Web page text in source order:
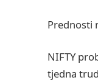
Prednosti
NIFTY
tjedna